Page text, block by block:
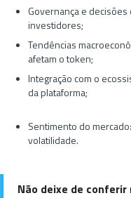
Governança e
investidores;
Tendências
afetam o token;
Integração com o
da plataforma;
Sentimento do
volatilidade.
Não deixe de conferir